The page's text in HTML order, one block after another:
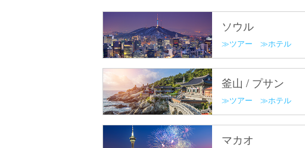
ソウル
ツアー ホテル
釜山 / プサン
ツアー ホテル
マカオ